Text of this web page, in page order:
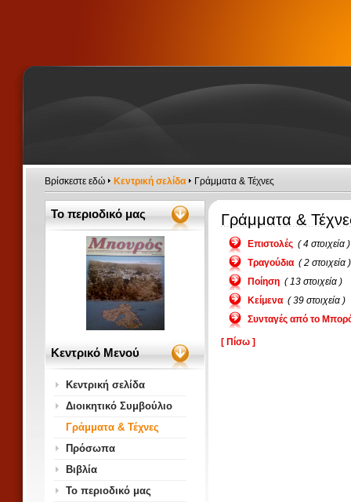
Βρίσκεστε εδώ Κεντρική σελίδα Γράμματα & Τέχνες
Γράμματα &
Επιστολές ( 4 στοιχεία )
Τραγούδια ( 2 στοιχεία )
Ποίηση ( 13 στοιχεία )
Κείμενα ( 39 στοιχεία )
Συνταγές από το
[ Πίσω ]
Το περιοδικό μας
Κεντρικό Μενού
Κεντρική σελίδα
Διοικητικό Συμβούλιο
Γράμματα & Τέχνες
Πρόσωπα
Βιβλία
Το περιοδικό μας